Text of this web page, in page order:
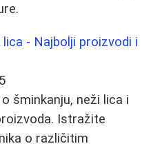
- Najbolji proizvodi i
šminkanju, neži lica i
Istražite
o različitim